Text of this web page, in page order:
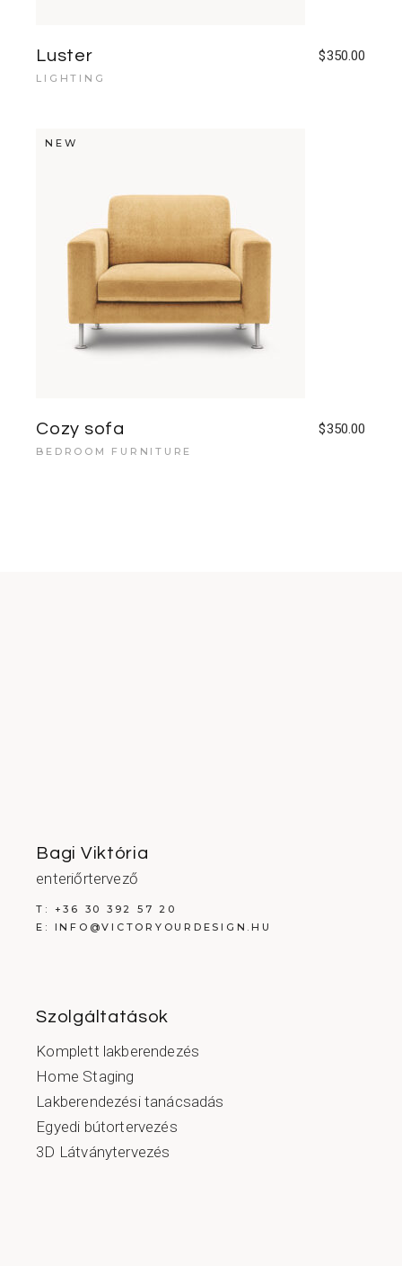
Luster $350.00
LIGHTING
NEW
Cozy sofa $350.00
BEDROOM FURNITURE
Bagi Viktória
enteriőrtervező
T: +36 30 392 57 20
E: INFO@VICTORYOURDESIGN.HU
Szolgáltatások
Komplett lakberendezés
Home Staging
Lakberendezési tanácsadás
Egyedi bútortervezés
3D Látványtervezés